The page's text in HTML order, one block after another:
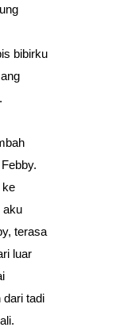
bibirku
ke
aku
terasa
luar
dari tadi